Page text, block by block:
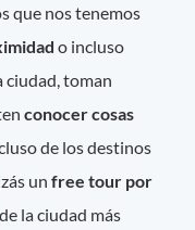
que nos tenemos
o incluso
toman
conocer cosas
de los destinos
unfree tour por
la ciudad más